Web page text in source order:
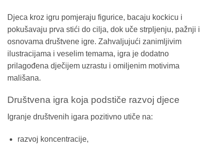
Djeca kroz igru pomjeraju figurice, bacaju kockicu i
pokušavaju prva stići do cilja, dok uče strpljenju, pažnji i
osnovama društvene igre. Zahvaljujući zanimljivim
ilustracijama i veselim temama, igra je dodatno
prilagođena dječijem uzrastu i omiljenim motivima
mališana.
Društvena igra koja podstiče razvoj djece
Igranje društvenih igara pozitivno utiče na:
razvoj koncentracije,